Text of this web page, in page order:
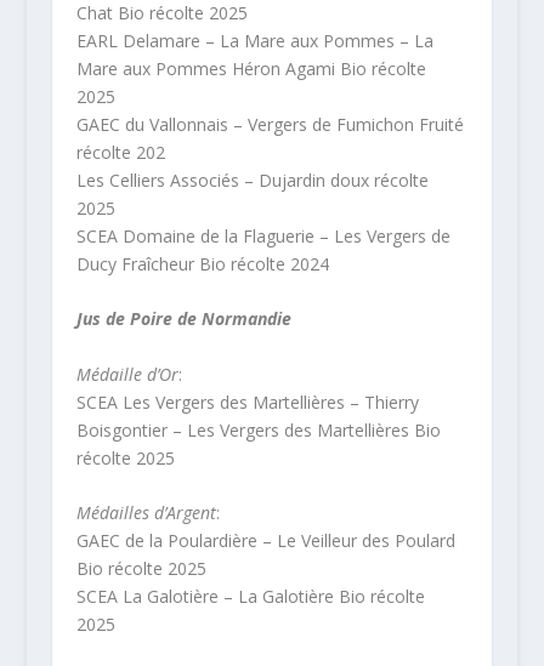
Chat Bio récolte 2025
EARL Delamare – La Mare aux Pommes – La
Mare aux Pommes Héron Agami Bio récolte
2025
GAEC du Vallonnais – Vergers de Fumichon Fruité
récolte 202
Les Celliers Associés – Dujardin doux récolte
2025
SCEA Domaine de la Flaguerie – Les Vergers de
Ducy Fraîcheur Bio récolte 2024
Jus de Poire de Normandie
Médaille d’Or:
SCEA Les Vergers des Martellières – Thierry
Boisgontier – Les Vergers des Martellières Bio
récolte 2025
Médailles d’Argent:
GAEC de la Poulardière – Le Veilleur des Poulard
Bio récolte 2025
SCEA La Galotière – La Galotière Bio récolte
2025